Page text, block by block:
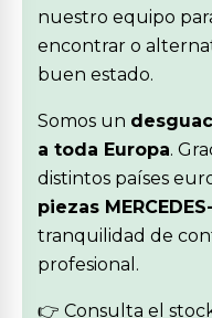
nuestro equipo
encontrar o
buen estado.
Somos un
a toda Europa.
distintos países
piezas
tranquilidad de
profesional.
👉 Consulta el